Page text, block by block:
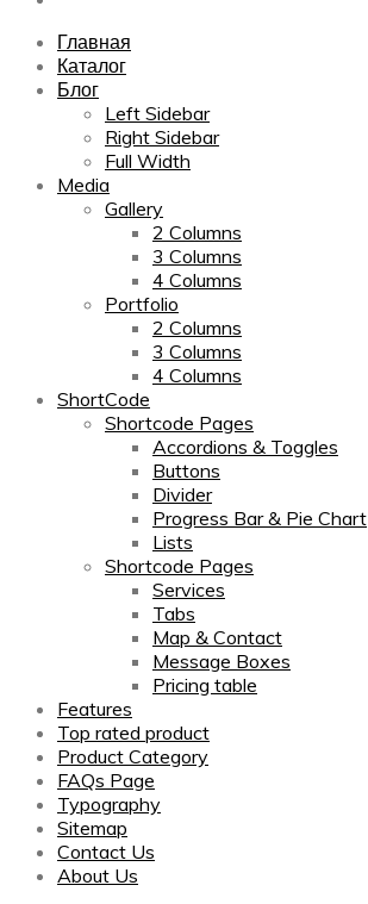
Главная
Каталог
Блог
Left Sidebar
Right Sidebar
Full Width
Media
Gallery
2 Columns
3 Columns
4 Columns
Portfolio
2 Columns
3 Columns
4 Columns
ShortCode
Shortcode Pages
Accordions & Toggles
Buttons
Divider
Progress Bar & Pie Chart
Lists
Shortcode Pages
Services
Tabs
Map & Contact
Message Boxes
Pricing table
Features
Top rated product
Product Category
FAQs Page
Typography
Sitemap
Contact Us
About Us